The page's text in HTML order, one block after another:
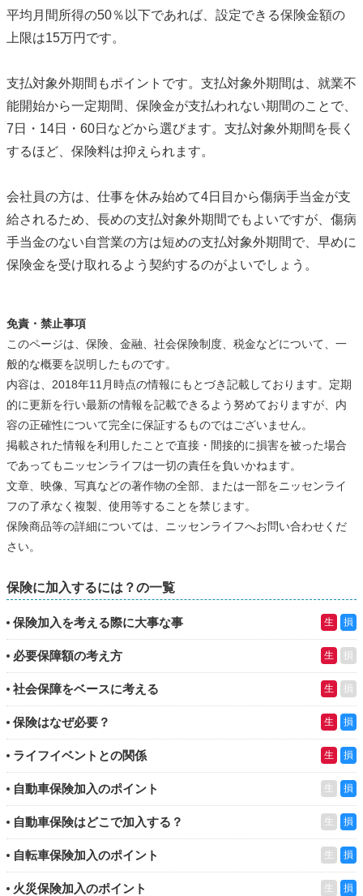
平均月間所得の50％以下であれば、設定できる保険金額の
上限は15万円です。
支払対象外期間もポイントです。支払対象外期間は、就業不
能開始から一定期間、保険金が支払われない期間のことで、
7日・14日・60日などから選びます。支払対象外期間を長く
するほど、保険料は抑えられます。
会社員の方は、仕事を休み始めて4日目から傷病手当金が支
給されるため、長めの支払対象外期間でもよいですが、傷病
手当金のない自営業の方は短めの支払対象外期間で、早めに
保険金を受け取れるよう契約するのがよいでしょう。
免責・禁止事項
このページは、保険、金融、社会保険制度、税金などについて、一
般的な概要を説明したものです。
内容は、2018年11月時点の情報にもとづき記載しております。定期
的に更新を行い最新の情報を記載できるよう努めておりますが、内
容の正確性について完全に保証するものではございません。
掲載された情報を利用したことで直接・間接的に損害を被った場合
であってもニッセンライフは一切の責任を負いかねます。
文章、映像、写真などの著作物の全部、または一部をニッセンライ
フの了承なく複製、使用等することを禁じます。
保険商品等の詳細については、ニッセンライフへお問い合わせくだ
さい。
保険に加入するには？の一覧
保険加入を考える際に大事な事 生 損
必要保障額の考え方 生 損
社会保障をベースに考える 生 損
保険はなぜ必要？ 生 損
ライフイベントとの関係 生 損
自動車保険加入のポイント 生 損
自動車保険はどこで加入する？ 生 損
自転車保険加入のポイント 生 損
火災保険加入のポイント 生 損